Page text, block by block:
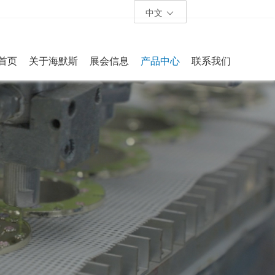
中文
页 关于海默斯 展会信息 产品中心 联系我们